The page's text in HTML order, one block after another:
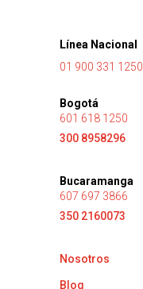
Línea Nacional
01 900 331 1250
Bogotá
601 618 1250
300 8958296
Bucaramanga
607 697 3866
350 2160073
Nosotros
Blog